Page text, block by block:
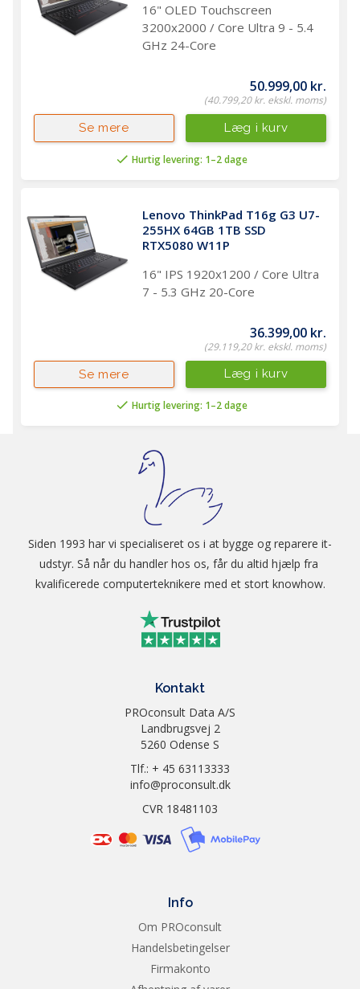
16" OLED Touchscreen
3200x2000 / Core Ultra 9 - 5.4
GHz 24-Core
50.999,00 kr.
(40.799,20 kr. ekskl. moms)
Hurtig levering: 1–2 dage
Læg i kurv
Se mere
Lenovo ThinkPad T16g G3 U7-
255HX 64GB 1TB SSD
RTX5080 W11P
16" IPS 1920x1200 / Core Ultra
7 - 5.3 GHz 20-Core
36.399,00 kr.
(29.119,20 kr. ekskl. moms)
Hurtig levering: 1–2 dage
Læg i kurv
Se mere
Siden 1993 har vi specialiseret os i at bygge og reparere it-
udstyr. Så når du handler hos os, får du altid hjælp fra
kvalificerede computerteknikere med et stort knowhow.
Kontakt
PROconsult Data A/S
Landbrugsvej 2
5260 Odense S
Tlf.: + 45 63113333
info@proconsult.dk
CVR 18481103
Info
Om PROconsult
Handelsbetingelser
Firmakonto